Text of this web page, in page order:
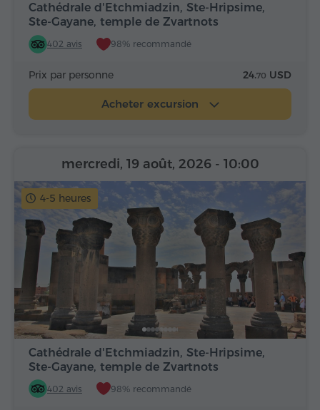
Cathédrale d'Etchmiadzin, Ste-Hripsime,
Ste-Gayane, temple de Zvartnots
402 avis 98% recommandé
Prix par personne 24.70 USD
Acheter excursion
4-5 heures
Cathédrale d'Etchmiadzin, Ste-Hripsime,
Ste-Gayane, temple de Zvartnots
402 avis 98% recommandé
mercredi, 19 août, 2026 - 10:00